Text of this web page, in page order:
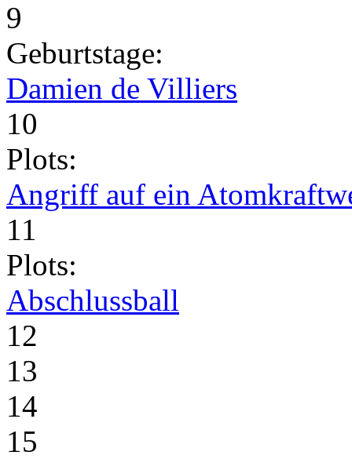
9
Geburtstage:
Damien de Villiers
10
Plots:
Angriff auf ein
11
Plots:
Abschlussball
12
13
14
15